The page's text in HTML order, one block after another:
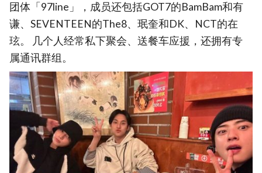
团体「97line」，成员还包括GOT7的BamBam和有
谦、SEVENTEEN的The8、珉奎和DK、NCT的在
玹。 几个人经常私下聚会、送餐车应援，还拥有专
属通讯群组。